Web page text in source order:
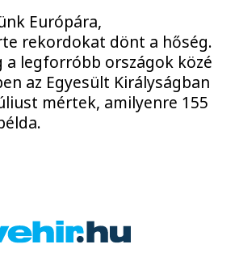
Európára,
rekordokat dönt a hőség.
a legforróbb országok közé
az Egyesült Királyságban
mértek, amilyenre 155